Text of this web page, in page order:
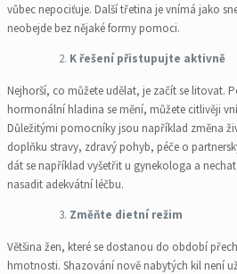
vůbec nepociťuje. Další třetina je vnímá jako
neobejde bez nějaké formy pomoci.
K řešení přistupujte aktivně
Nejhorší, co můžete udělat, je začít se litovat.
hormonální hladina se mění, můžete citlivěji
Důležitými pomocníky jsou například změna
doplňku stravy, zdravý pohyb, péče o
dát se například vyšetřit u gynekologa a
nasadit adekvátní léčbu.
Změňte dietní režim
Většina žen, které se dostanou do období
hmotnosti. Shazování nově nabytých kil není